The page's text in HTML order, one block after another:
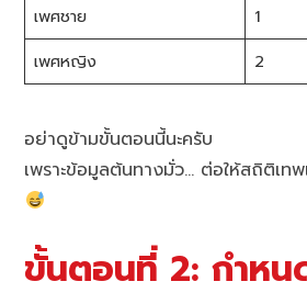
เพศชาย
1
เพศหญิง
2
อย่าดูข้ามขั้นตอนนี้นะครับ
เพราะข้อมูลต้นทางมั่ว… ต่อให้สถิติเท
ขั้นตอนที่ 2: กำหน